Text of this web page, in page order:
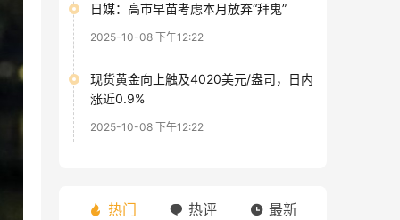
日媒：高市早苗考虑本月放弃“拜鬼”
2025-10-08 下午12:22
现货黄金向上触及4020美元/盎司，日内
涨近0.9%
2025-10-08 下午12:22
热门 热评 最新